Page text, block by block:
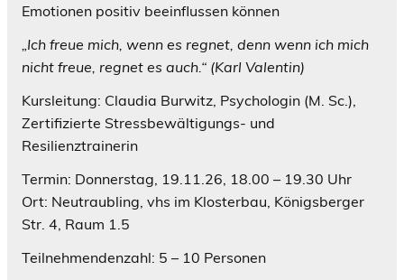
Emotionen positiv beeinflussen können
„Ich freue mich, wenn es regnet, denn wenn ich mich
nicht freue, regnet es auch.“ (Karl Valentin)
Kursleitung: Claudia Burwitz, Psychologin (M. Sc.),
Zertifizierte Stressbewältigungs- und
Resilienztrainerin
Termin: Donnerstag, 19.11.26, 18.00 – 19.30 Uhr
Ort: Neutraubling, vhs im Klosterbau, Königsberger
Str. 4, Raum 1.5
Teilnehmendenzahl: 5 – 10 Personen